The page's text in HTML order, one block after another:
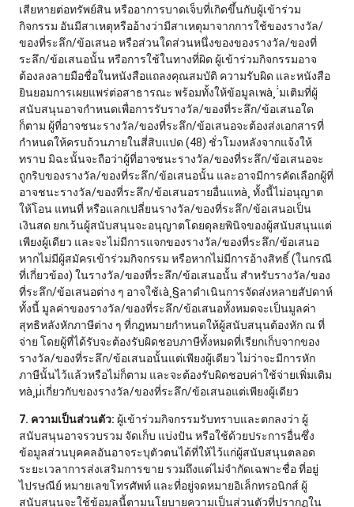
เสียหายต่อทรัพย์สิน หรืออาการบาดเจ็บที่เกิดขึ้นกับผู้เข้าร่วม
กิจกรรม อันมีสาเหตุหรืออ้างว่ามีสาเหตุมาจากการใช้ของรางวัล/
ของที่ระลึก/ข้อเสนอ หรือส่วนใดส่วนหนึ่งของของรางวัล/ของที่
ระลึก/ข้อเสนอนั้น หรือการใช้ในทางที่ผิด ผู้เข้าร่วมกิจกรรมอาจ
ต้องลงลายมือชื่อในหนังสือแถลงคุณสมบัติ ความรับผิด และหนังสือ
ยินยอมการเผยแพร่ต่อสาธารณะ พร้อมทั้งให้ข้อมูลเพà¸´่มเติมที่ผู้
สนับสนุนอาจกำหนดเพื่อการรับรางวัล/ของที่ระลึก/ข้อเสนอใด
ก็ตาม ผู้ที่อาจชนะรางวัล/ของที่ระลึก/ข้อเสนอจะต้องส่งเอกสารที่
กำหนดให้ครบถ้วนภายในสี่สิบแปด (48) ชั่วโมงหลังจากแจ้งให้
ทราบ มิฉะนั้นจะถือว่าผู้ที่อาจชนะรางวัล/ของที่ระลึก/ข้อเสนอจะ
ถูกริบของรางวัล/ของที่ระลึก/ข้อเสนอนั้น และอาจมีการคัดเลือกผู้ที่
อาจชนะรางวัล/ของที่ระลึก/ข้อเสนอรายอื่นแทà¸ ทั้งนี้ไม่อนุญาต
ให้โอน แทนที่ หรือแลกเปลี่ยนรางวัล/ของที่ระลึก/ข้อเสนอเป็น
เงินสด ยกเว้นผู้สนับสนุนจะอนุญาตโดยดุลยพินิจของผู้สนับสนุนแต่
เพียงผู้เดียว และจะไม่มีการแจกของรางวัล/ของที่ระลึก/ข้อเสนอ
หากไม่มีผู้สมัครเข้าร่วมกิจกรรม หรือหากไม่มีการอ้างสิทธิ์ (ในกรณี
ที่เกี่ยวข้อง) ในรางวัล/ของที่ระลึก/ข้อเสนอนั้น สำหรับรางวัล/ของ
ที่ระลึก/ข้อเสนอต่าง ๆ อาจใช้เà¸§ลาดำเนินการจัดส่งหลายสัปดาห์
ทั้งนี้ มูลค่าของรางวัล/ของที่ระลึก/ข้อเสนอทั้งหมดจะเป็นมูลค่า
สุทธิหลังหักภาษีต่าง ๆ ที่กฎหมายกำหนดให้ผู้สนับสนุนต้องหัก ณ ที่
จ่าย โดยผู้ที่ได้รับจะต้องรับผิดชอบภาษีทั้งหมดที่เรียกเก็บจากของ
รางวัล/ของที่ระลึก/ข้อเสนอนั้นแต่เพียงผู้เดียว ไม่ว่าจะมีการหัก
ภาษีนั้นไว้แล้วหรือไม่ก็ตาม และจะต้องรับผิดชอบค่าใช้จ่ายเพิ่มเติม
ทà¸µ่เกี่ยวกับของรางวัล/ของที่ระลึก/ข้อเสนอแต่เพียงผู้เดียว
7. ความเป็นส่วนตัว: ผู้เข้าร่วมกิจกรรมรับทราบและตกลงว่า ผู้
สนับสนุนอาจรวบรวม จัดเก็บ แบ่งปัน หรือใช้ด้วยประการอื่นซึ่ง
ข้อมูลส่วนบุคคลอันอาจระบุตัวตนได้ที่ให้ไว้แก่ผู้สนับสนุนตลอด
ระยะเวลาการส่งเสริมการขาย รวมถึงแต่ไม่จำกัดเฉพาะชื่อ ที่อยู่
ไปรษณีย์ หมายเลขโทรศัพท์ และที่อยู่จดหมายอิเล็กทรอนิกส์ ผู้
สนับสนุนจะใช้ข้อมูลนี้ตามนโยบายความเป็นส่วนตัวที่ปรากฏใน